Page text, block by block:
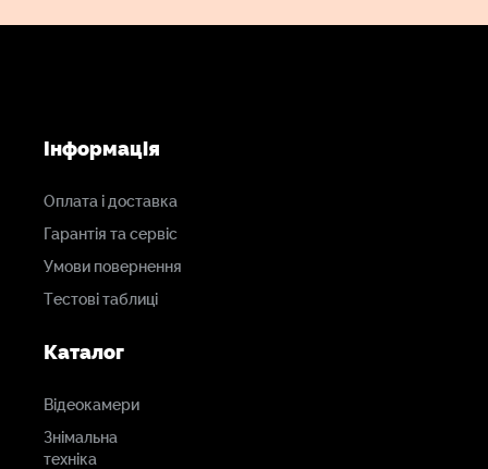
Живлення
1,5 м у комплекті
2,1 кг
257x130x240 мм
Інформація
Оплата і доставка
Гарантія та сервіс
Умови повернення
Тестові таблиці
Каталог
Відеокамери
Знімальна
техніка